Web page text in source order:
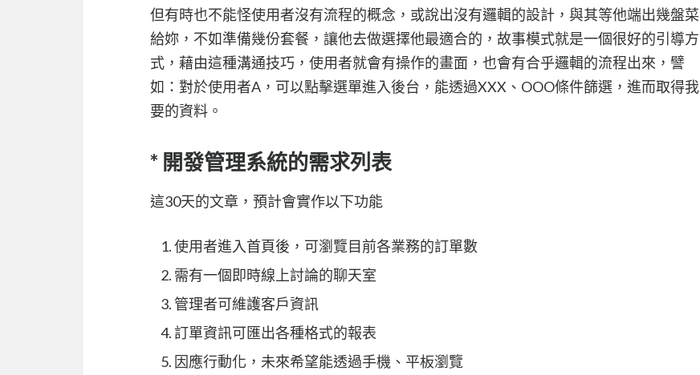
但有時也不能怪使用者沒有流程的概念，或說出沒有邏輯的設計，與其等他端出幾盤菜
給妳，不如準備幾份套餐，讓他去做選擇他最適合的，故事模式就是一個很好的引導方
式，藉由這種溝通技巧，使用者就會有操作的畫面，也會有合乎邏輯的流程出來，譬
如：對於使用者A，可以點擊選單進入後台，能透過XXX、OOO條件篩選，進而取得我
要的資料。
* 開發管理系統的需求列表
這30天的文章，預計會實作以下功能
使用者進入首頁後，可瀏覽目前各業務的訂單數
需有一個即時線上討論的聊天室
管理者可維護客戶資訊
訂單資訊可匯出各種格式的報表
因應行動化，未來希望能透過手機、平板瀏覽